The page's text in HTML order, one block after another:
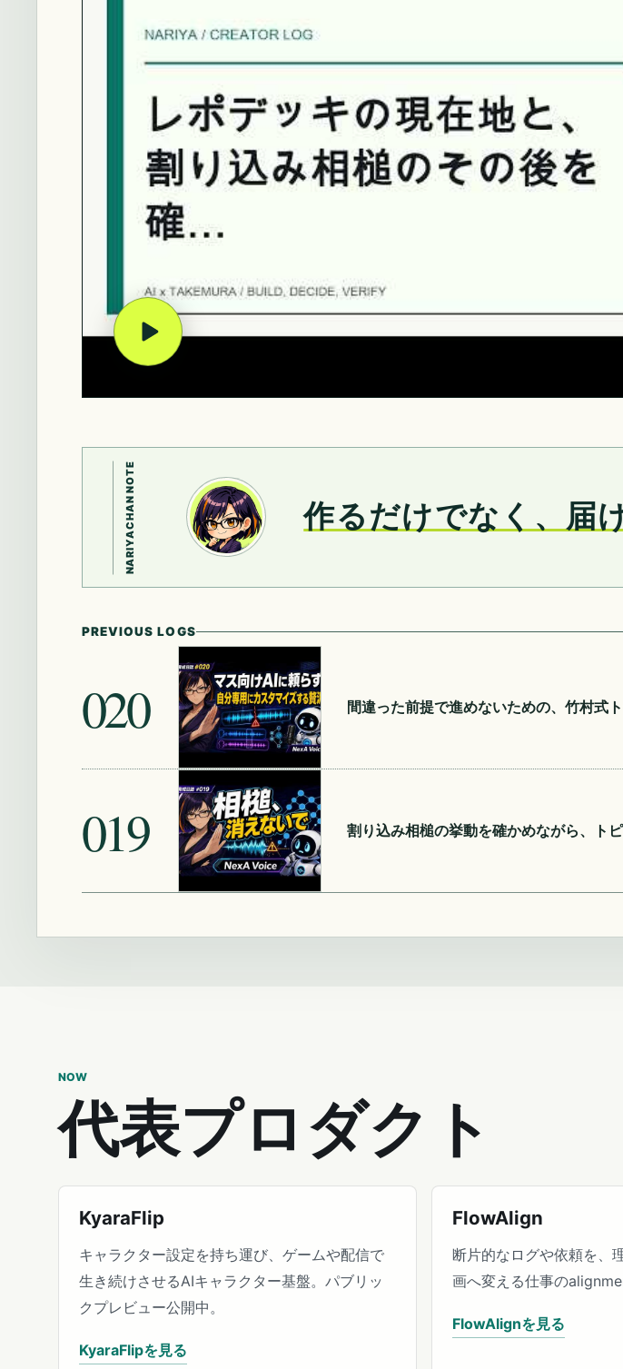
NARIYACHAN NOTE 作るだけでなく、届
PREVIOUS LOGS
020 間違った前提で進めないための、竹村式
019 割り込み相槌の挙動を確かめながら、ト
NOW
代表プロダクト
KyaraFlip
キャラクター設定を持ち運び、ゲームや配信で
生き続けさせるAIキャラクター基盤。パブリッ
クプレビュー公開中。
KyaraFlipを見る
FlowAlign
断片的なログや依頼を、
画へ変える仕事の
FlowAlignを見る